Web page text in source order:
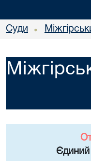
Суди •
Єдиний